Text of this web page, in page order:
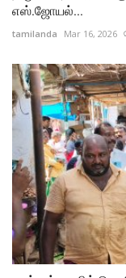
எஸ்.ஜோயல்...
tamilanda Mar 16, 2026